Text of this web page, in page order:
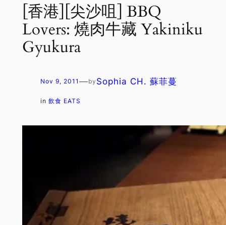
[香港][尖沙咀] BBQ
Lovers: 燒肉牛藏 Yakiniku
Gyukura
Nov 9, 2011 —by Sophia CH. 蘇菲蔓
in 飲食 EATS